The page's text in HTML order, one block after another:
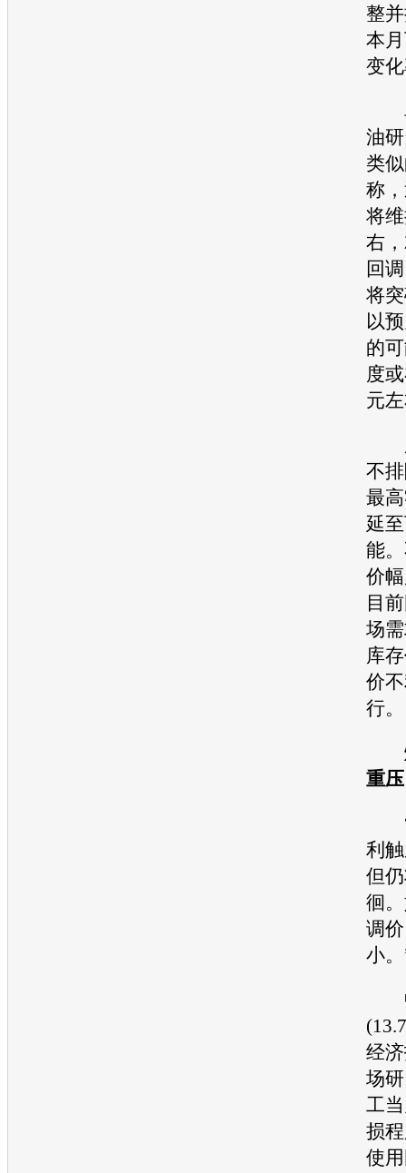
整
本
变
卓
油
类
称
将
右
回
将
以
的
度
元
不
最
延
能
价
目
场
库
价
行。
炼
重压
“
利
但
徊
调
小
经
场
工
损
使